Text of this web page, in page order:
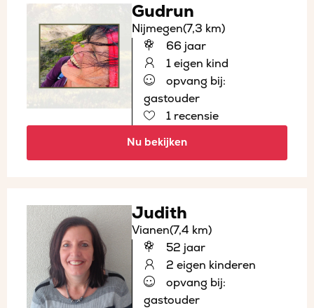
Gudrun
Nijmegen(7,3 km)
66 jaar
1 eigen kind
opvang bij:
gastouder
1 recensie
Nu bekijken
Judith
Vianen(7,4 km)
52 jaar
2 eigen kinderen
opvang bij:
gastouder